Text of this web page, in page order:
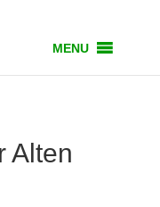
MENU
Alten